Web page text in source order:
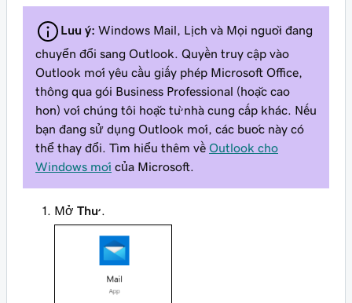
Lưu ý: Windows Mail, Lịch và Mọi người đang
chuyển đổi sang Outlook. Quyền truy cập vào
Outlook mới yêu cầu giấy phép Microsoft Office,
thông qua gói Business Professional (hoặc cao
hơn) với chúng tôi hoặc từ nhà cung cấp khác. Nếu
bạn đang sử dụng Outlook mới, các bước này có
thể thay đổi. Tìm hiểu thêm về Outlook cho
Windows mới của Microsoft.
Mở Thư.